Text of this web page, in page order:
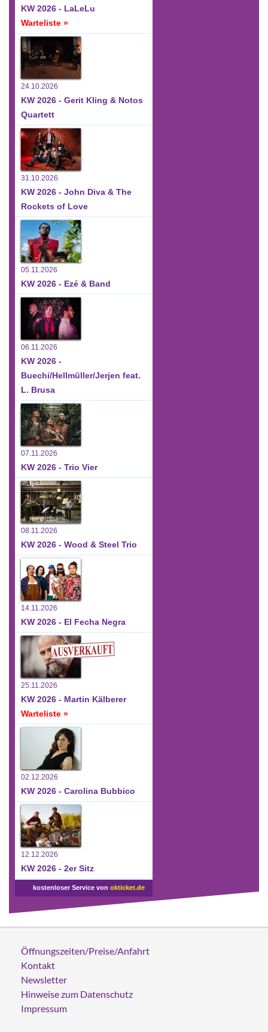
KW 2026 - LaLeLu
Warteliste »
24.10.2026
KW 2026 - Gerit Kling & Notos
Quartett
31.10.2026
KW 2026 - John Diva & The
Rockets of Love
05.11.2026
KW 2026 - Ezé & Band
06.11.2026
KW 2026 -
Buechi/Hellmüller/Jerjen feat.
L. Brusa
07.11.2026
KW 2026 - Trio Vier
08.11.2026
KW 2026 - Wood & Steel Trio
14.11.2026
KW 2026 - El Fecha Negra
25.11.2026
KW 2026 - Martin Kälberer
Warteliste »
02.12.2026
KW 2026 - Carolina Bubbico
12.12.2026
KW 2026 - 2er Sitz
kostenloser Service von okticket.de
Öffnungszeiten/Preise/Anfahrt
Kontakt
Newsletter
Hinweise zum Datenschutz
Impressum